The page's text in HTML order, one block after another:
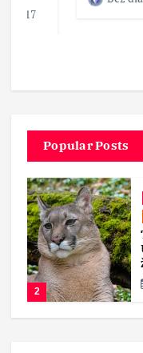
2017
Popular Posts
2